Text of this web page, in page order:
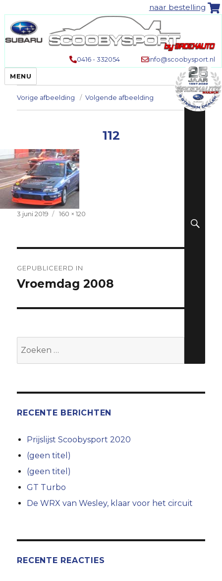
naar bestelling
0416 - 332054 info@scoobysport.nl
MENU
Vorige afbeelding Volgende afbeelding
112
Geplaatst
3 juni 2019
Volledige
160 × 120
GEPUBLICEERD IN
Vroemdag 2008
RECENTE BERICHTEN
Prijslijst Scoobysport 2020
(geen titel)
(geen titel)
GT Turbo
De WRX van Wesley, klaar voor het circuit
RECENTE REACTIES